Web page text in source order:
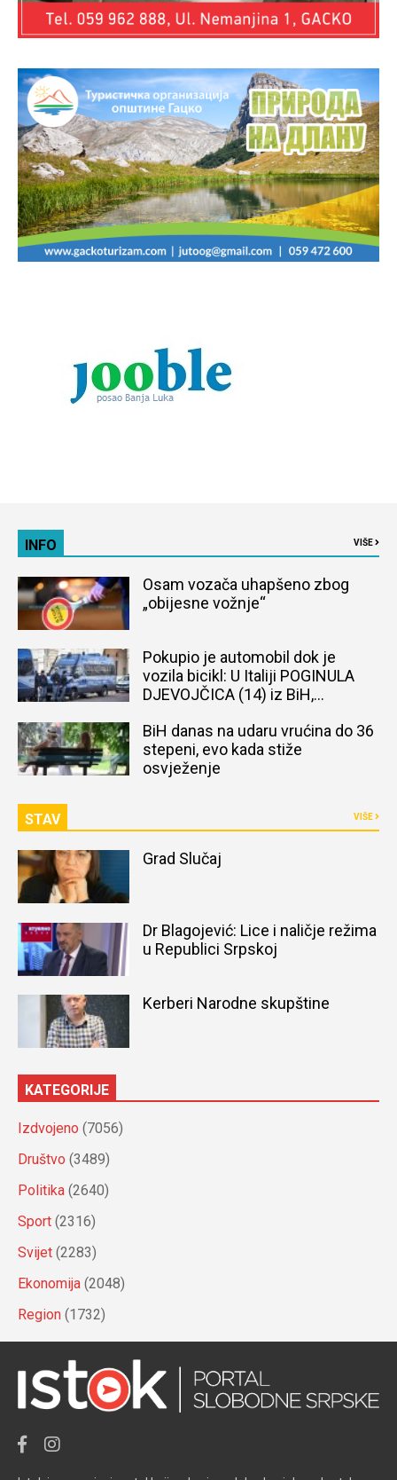
INFO VIŠE
Osam vozača uhapšeno zbog
„obijesne vožnje“
Pokupio je automobil dok je
vozila bicikl: U Italiji POGINULA
DJEVOJČICA (14) iz BiH,
BiH danas na udaru vrućina do 36
stepeni, evo kada stiže
osvježenje
STAV VIŠE
Grad Slučaj
Dr Blagojević: Lice i naličje režima
u Republici Srpskoj
Kerberi Narodne skupštine
KATEGORIJE
Izdvojeno (7056)
Društvo (3489)
Politika (2640)
Sport (2316)
Svijet (2283)
Ekonomija (2048)
Region (1732)